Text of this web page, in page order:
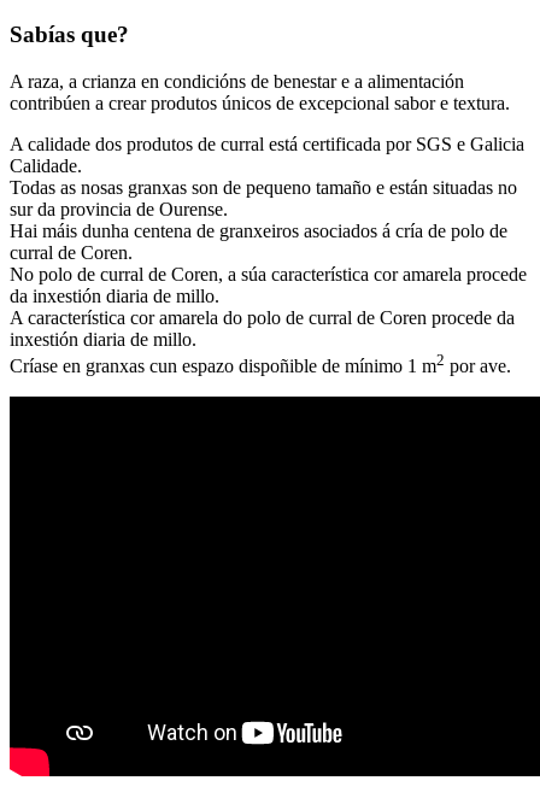
Sabías que?
A raza, a crianza en condicións de benestar e a alimentación
contribúen a crear produtos únicos de excepcional sabor e textura.
A calidade dos produtos de curral está certificada por SGS e Galicia
Calidade.
Todas as nosas granxas son de pequeno tamaño e están situadas no
sur da provincia de Ourense.
Hai máis dunha centena de granxeiros asociados á cría de polo de
curral de Coren.
No polo de curral de Coren, a súa característica cor amarela procede
da inxestión diaria de millo.
A característica cor amarela do polo de curral de Coren procede da
inxestión diaria de millo.
Críase en granxas cun espazo dispoñible de mínimo 1 m2 por ave.